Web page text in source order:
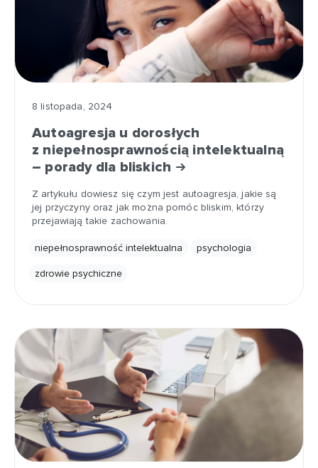
8 listopada, 2024
Autoagresja u dorosłych
z niepełnosprawnością intelektualną
– porady dla bliskich
Z artykułu dowiesz się czym jest autoagresja, jakie są
jej przyczyny oraz jak można pomóc bliskim, którzy
przejawiają takie zachowania.
niepełnosprawność intelektualna psychologia
zdrowie psychiczne